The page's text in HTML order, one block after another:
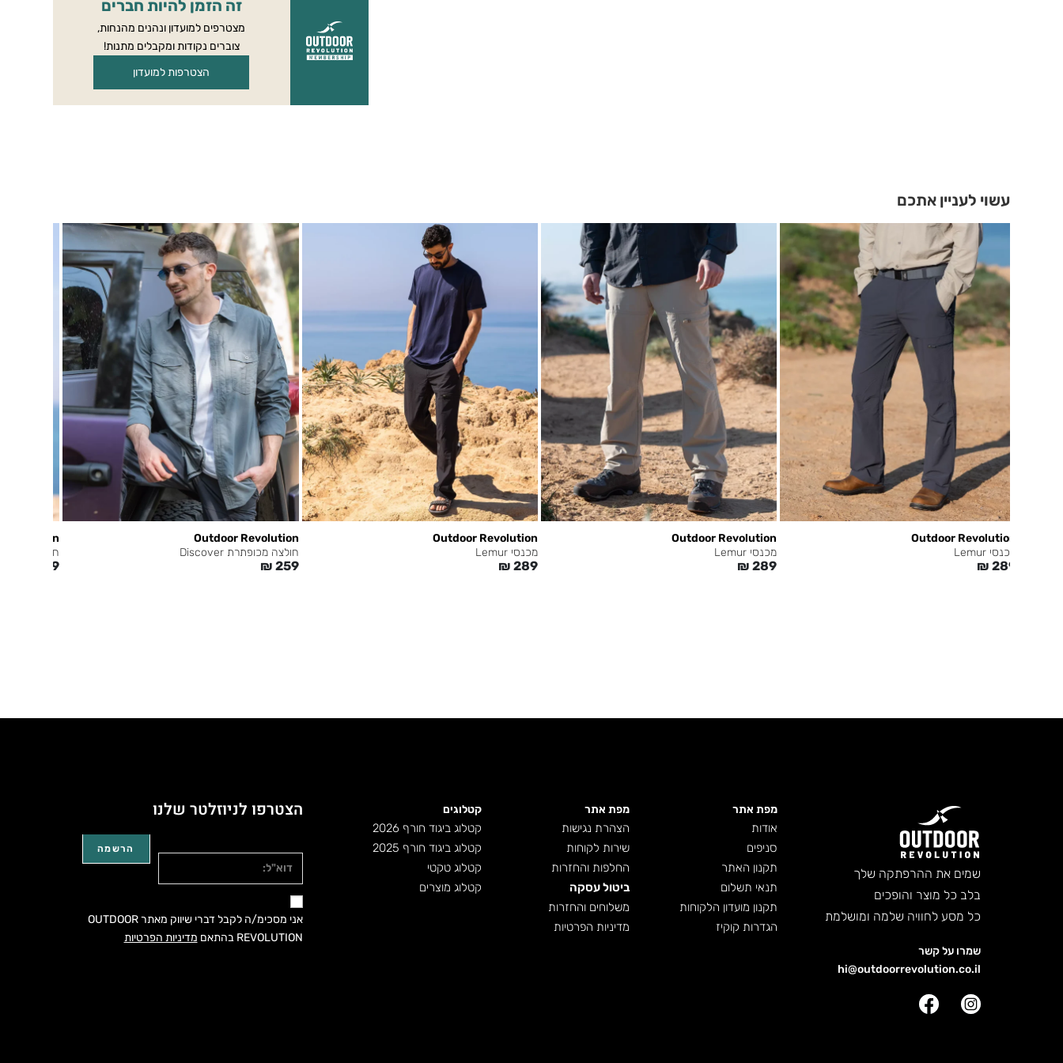
זה הזמן להיות חברים
מצטרפים למועדון ונהנים מהנחות,
צוברים נקודות ומקבלים מתנות!
הצטרפות למועדון
עשוי לעניין אתכם
Outdoor Revolution
מכנסי Lemur
₪ 289
Outdoor Revolution
מכנסי Lemur
₪ 289
Outdoor Revolution
מכנסי Lemur
₪ 289
Outdoor Revolution
חולצה מכופתרת Discover
₪ 259
חולצה Cooldry T
59
שמים את ההרפתקה שלך
בלב כל מוצר והופכים
כל מסע לחוויה שלמה ומושלמת
שמרו על קשר
hi@outdoorrevolution.co.il
קטלוגים
קטלוג ביגוד חורף 2026
קטלוג ביגוד חורף 2025
קטלוג טקטי
קטלוג מוצרים
מפת אתר
הצהרת נגישות
שירות לקוחות
החלפות והחזרות
ביטול עסקה
משלוחים והחזרות
מדיניות הפרטיות
מפת אתר
אודות
סניפים
תקנון האתר
תנאי תשלום
תקנון מועדון הלקוחות
הגדרות קוקיז
הצטרפו לניוזלטר שלנו
אני מסכימ/ה לקבל דברי שיווק מאתר OUTDOOR
REVOLUTION בהתאם
מדיניות הפרטיות